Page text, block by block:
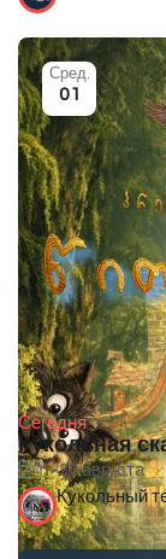
Сегодня
Кукольная
1-30 августа
Сред.
01
Кукольный